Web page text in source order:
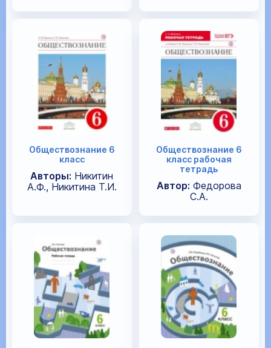
Обществознание 6
класс
Авторы: Никитин
А.Ф., Никитина Т.И.
Обществознание 6
класс рабочая
тетрадь
Автор: Федорова
С.А.